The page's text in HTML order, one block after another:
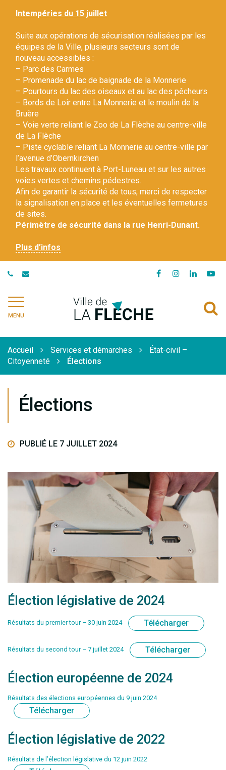
Intempéries du 15 juillet
Suite aux opérations de sécurisation réalisées par les
équipes de la Ville, plusieurs secteurs sont de
nouveau accessibles :
– Parc des Carmes
– Promenade du lac de baignade de la Monnerie
– Pourtours du lac des oiseaux et au lac des pêcheurs
– Bords de Loir entre La Monnerie et le moulin de la
Bruère
– Voie verte reliant le Zoo de La Flèche au centre-ville
de La Flèche
– Piste cyclable reliant La Monnerie au centre-ville par
l’avenue d’Obernkirchen
Les travaux continuent à Port-Luneau et sur les autres
voies vertes et chemins pédestres.
Afin de garantir la sécurité de tous, merci de respecter
la signalisation en place et les éventuelles fermetures
de sites.
Périmètre de sécurité dans la rue Henri-Dunant.
Plus d’infos
Lien
Lien
compte
Instagram
Lien
compte
MENU
Accueil Services et démarches
État-civil –
Citoyenneté
Élections
Élections
PUBLIÉ LE 7 JUILLET 2024
Élection législative de 2024
Résultats du premier tour – 30 juin 2024 Télécharger
Résultats du second tour – 7 juillet 2024 Télécharger
Élection européenne de 2024
Résultats des élections européennes du 9 juin 2024
Télécharger
Élection législative de 2022
Résultats de l’élection législative du 12 juin 2022